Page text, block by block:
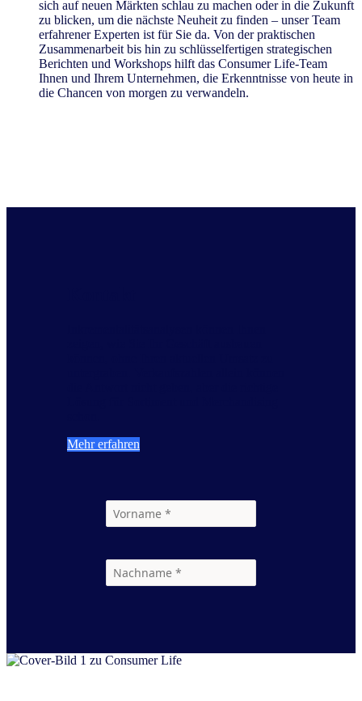
sich auf neuen Märkten schlau zu machen oder in die Zukunft
zu blicken, um die nächste Neuheit zu finden – unser Team
erfahrener Experten ist für Sie da. Von der praktischen
Zusammenarbeit bis hin zu schlüsselfertigen strategischen
Berichten und Workshops hilft das Consumer Life-Team
Ihnen und Ihrem Unternehmen, die Erkenntnisse von heute in
die Chancen von morgen zu verwandeln.
Mehr erfahren